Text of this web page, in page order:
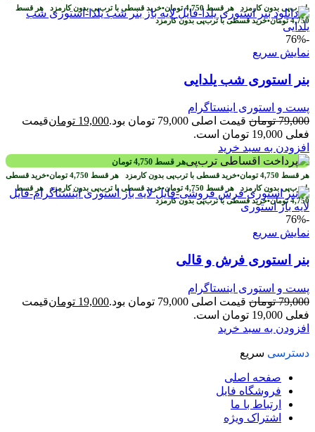
با ترب‌پی بدون کارمزد هر قسط 4,750 تومان•خرید قسطی با ترب‌پی بدون کارمزد هر قسط
4,750 تومان•خرید قسطی با ترب‌پی بدون کارمزد
-76%
نمایش سریع
بنر استوری شب یلدایی
پست و استوری اینستاگرام
79,000 تومان قیمت اصلی 79,000 تومان بود. 19,000 تومانقیمت
فعلی 19,000 تومان است.
افزودن به سبد خرید
هر قسط 4,750 تومان
هر قسط 4,750 تومان•خرید قسطی با ترب‌پی بدون کارمزد هر قسط 4,750 تومان•خرید قسطی
با ترب‌پی بدون کارمزد هر قسط 4,750 تومان•خرید قسطی با ترب‌پی بدون کارمزد هر قسط
4,750 تومان•خرید قسطی با ترب‌پی بدون کارمزد
-76%
نمایش سریع
بنر استوری فرش و قالی
پست و استوری اینستاگرام
79,000 تومان قیمت اصلی 79,000 تومان بود. 19,000 تومانقیمت
فعلی 19,000 تومان است.
افزودن به سبد خرید
دسترسی سریع
صفحه اصلی
فروشگاه فایل
ارتباط با ما
اشتراک ویژه